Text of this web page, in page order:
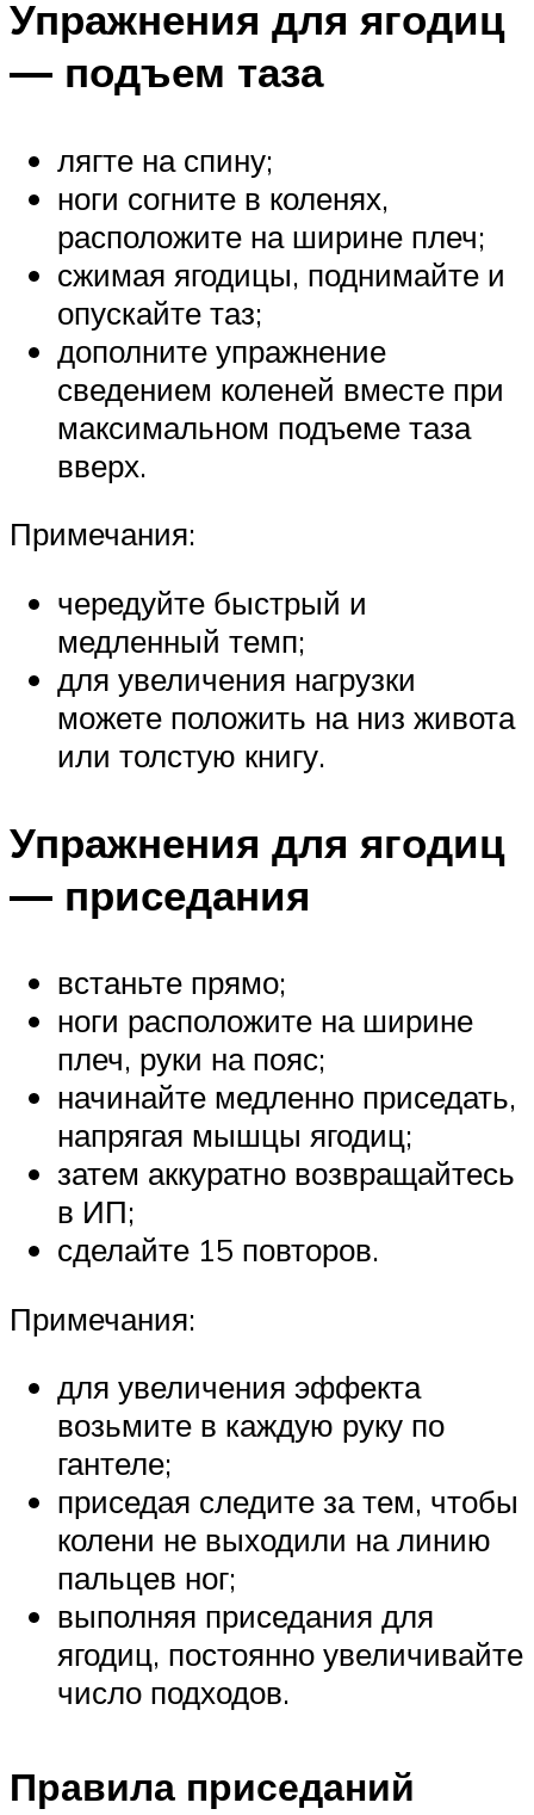
Упражнения для ягодиц
— подъем таза
лягте на спину;
ноги согните в коленях,
расположите на ширине плеч;
сжимая ягодицы, поднимайте и
опускайте таз;
дополните упражнение
сведением коленей вместе при
максимальном подъеме таза
вверх.
Примечания:
чередуйте быстрый и
медленный темп;
для увеличения нагрузки
можете положить на низ живота
или толстую книгу.
Упражнения для ягодиц
— приседания
встаньте прямо;
ноги расположите на ширине
плеч, руки на пояс;
начинайте медленно приседать,
напрягая мышцы ягодиц;
затем аккуратно возвращайтесь
в ИП;
сделайте 15 повторов.
Примечания:
для увеличения эффекта
возьмите в каждую руку по
гантеле;
приседая следите за тем, чтобы
колени не выходили на линию
пальцев ног;
выполняя приседания для
ягодиц, постоянно увеличивайте
число подходов.
Правила приседаний